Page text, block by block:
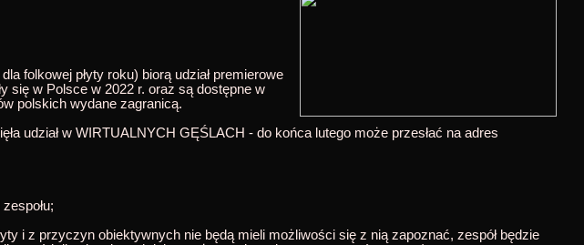
folkowej płyty roku) biorą udział premierowe
się w Polsce w 2022 r. oraz są dostępne w
polskich wydane zagranicą.
udział w WIRTUALNYCH GĘŚLACH - do końca lutego może przesłać na adres
i z przyczyn obiektywnych nie będą mieli możliwości się z nią zapoznać, zespół będzie